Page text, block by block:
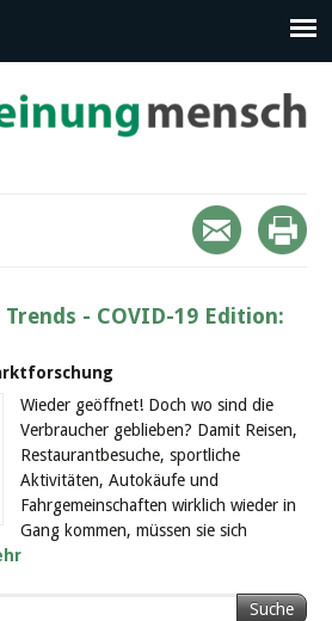
- COVID-19 Edition:
Wieder geöffnet! Doch wo sind die
Verbraucher geblieben? Damit Reisen,
Restaurantbesuche, sportliche
Aktivitäten, Autokäufe und
Fahrgemeinschaften wirklich wieder in
Gang kommen, müssen sie sich
Suche